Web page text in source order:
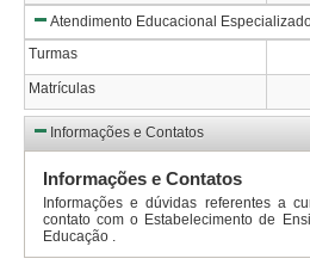
Atendimento Educacional
Turmas
Matrículas
Informações e Contatos
Informações e Contatos
Informações e dúvidas referentes a
contato com o Estabelecimento de
Educação .